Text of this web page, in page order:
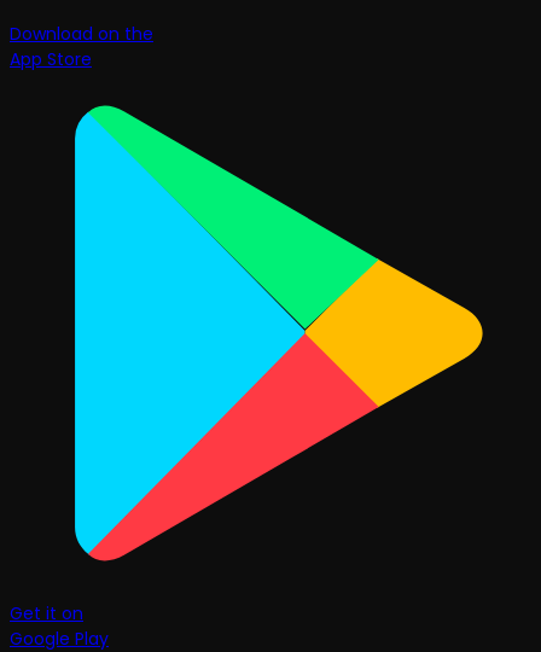
Download on the
App Store
Get it on
Google Play